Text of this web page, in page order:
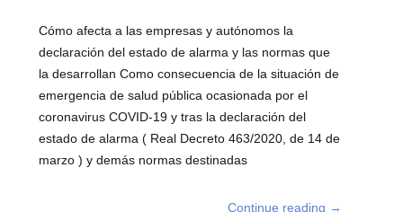
Cómo afecta a las empresas y autónomos la
declaración del estado de alarma y las normas que
la desarrollan Como consecuencia de la situación de
emergencia de salud pública ocasionada por el
coronavirus COVID-19 y tras la declaración del
estado de alarma ( Real Decreto 463/2020, de 14 de
marzo ) y demás normas destinadas
Continue reading →